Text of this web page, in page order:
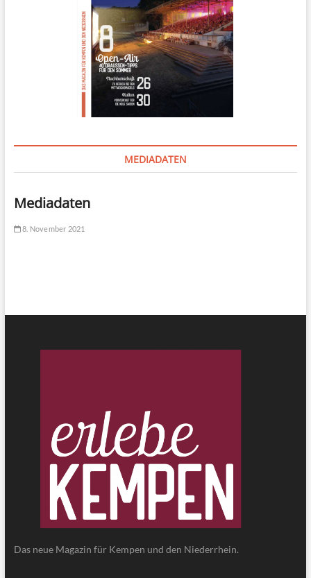
MEDIADATEN
Mediadaten
8. November 2021
Das neue Magazin für Kempen und den Niederrhein.